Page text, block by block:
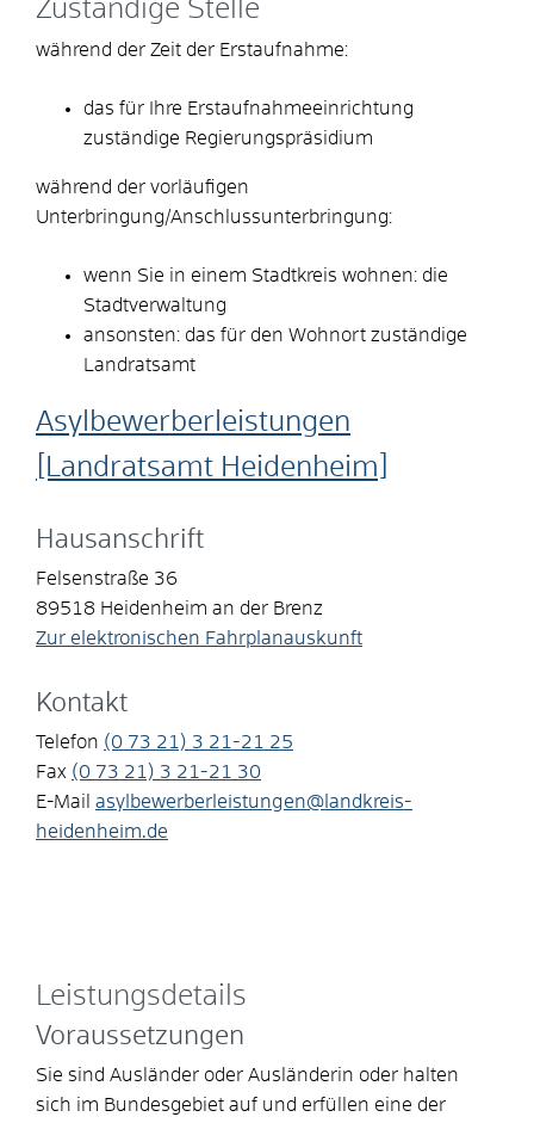
Zuständige Stelle
während der Zeit der Erstaufnahme:
das für Ihre Erstaufnahmeeinrichtung
zuständige Regierungspräsidium
während der vorläufigen
Unterbringung/Anschlussunterbringung:
wenn Sie in einem Stadtkreis wohnen: die
Stadtverwaltung
ansonsten: das für den Wohnort zuständige
Landratsamt
Asylbewerberleistungen
[Landratsamt Heidenheim]
Hausanschrift
Felsenstraße 36
89518 Heidenheim an der Brenz
Zur elektronischen Fahrplanauskunft
Kontakt
Telefon (0 73 21) 3 21-21
25
Fax (0 73 21) 3 21-21
30
E-Mail asylbewerberleistungen@landkreis-
heidenheim.de
Leistungsdetails
Voraussetzungen
Sie sind Ausländer oder Ausländerin oder halten
sich im Bundesgebiet auf und erfüllen eine der